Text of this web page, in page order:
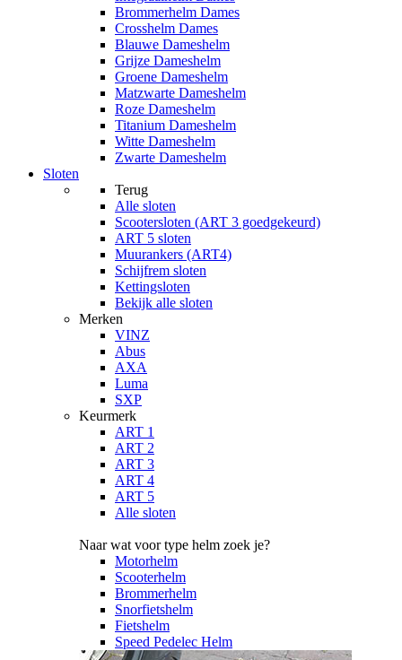
Brommerhelm Dames
Crosshelm Dames
Blauwe Dameshelm
Grijze Dameshelm
Groene Dameshelm
Matzwarte Dameshelm
Roze Dameshelm
Titanium Dameshelm
Witte Dameshelm
Zwarte Dameshelm
Sloten
Terug
Alle sloten
Scootersloten (ART 3 goedgekeurd)
ART 5 sloten
Muurankers (ART4)
Schijfrem sloten
Kettingsloten
Bekijk alle sloten
Merken
VINZ
Abus
AXA
Luma
SXP
Keurmerk
ART 1
ART 2
ART 3
ART 4
ART 5
Alle sloten
Naar wat voor type helm zoek je?
Motorhelm
Scooterhelm
Brommerhelm
Snorfietshelm
Fietshelm
Speed Pedelec Helm